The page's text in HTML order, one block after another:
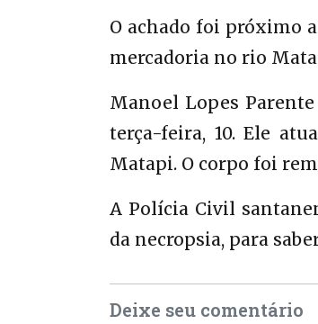
O achado foi próximo
mercadoria no rio
Manoel Lopes
terça-feira, 10. Ele
Matapi. O corpo foi
A Polícia Civil
da necropsia, para
Deixe seu comentário